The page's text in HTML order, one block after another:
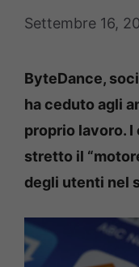
Settembre 16,
ByteDance,
ha ceduto agli
proprio lavoro.
stretto il
degli utenti nel